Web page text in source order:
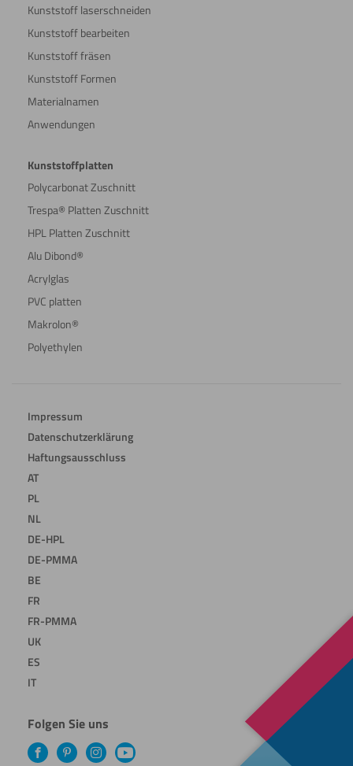
Kunststoff laserschneiden
Kunststoff bearbeiten
Kunststoff fräsen
Kunststoff Formen
Materialnamen
Anwendungen
Kunststoffplatten
Polycarbonat Zuschnitt
Trespa® Platten Zuschnitt
HPL Platten Zuschnitt
Alu Dibond®
Acrylglas
PVC platten
Makrolon®
Polyethylen
Impressum
Datenschutzerklärung
Haftungsausschluss
AT
PL
NL
DE-HPL
DE-PMMA
BE
FR
FR-PMMA
UK
ES
IT
Folgen Sie uns
FacebookPinterestInstagramYouTube